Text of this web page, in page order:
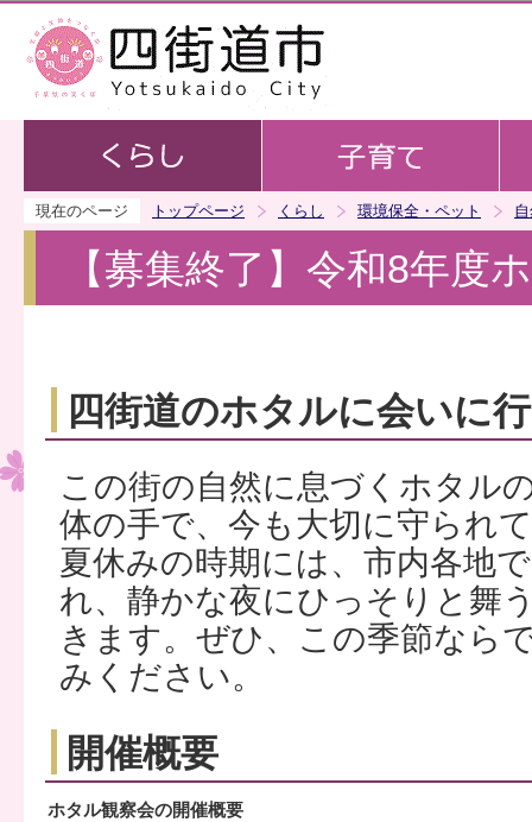
現在のページ トップページ くらし 環境保全・ペット
【募集終了】令和8年度
四街道のホタルに会いに
この街の自然に息づくホタル
体の手で、今も大切に守られ
夏休みの時期には、市内各地
れ、静かな夜にひっそりと舞
きます。ぜひ、この季節なら
みください。
開催概要
ホタル観察会の開催概要